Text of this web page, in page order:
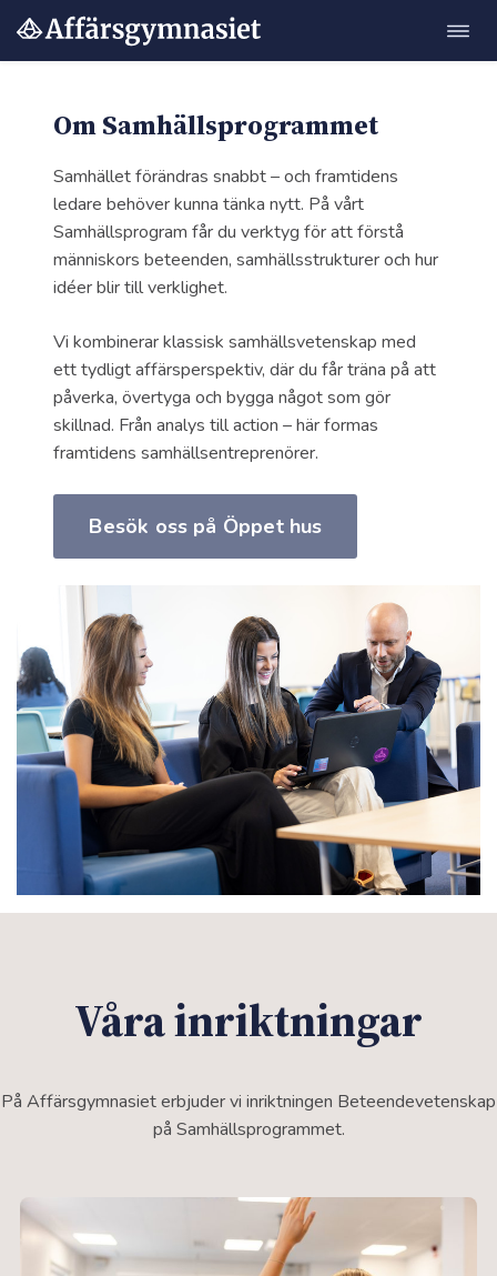
Hoppa
Om Samhälls­programmet
Samhället förändras snabbt – och framtidens
ledare behöver kunna tänka nytt. På vårt
Samhällsprogram får du verktyg för att förstå
människors beteenden, samhällsstrukturer och hur
idéer blir till verklighet.
Vi kombinerar klassisk samhällsvetenskap med
ett tydligt affärsperspektiv, där du får träna på att
påverka, övertyga och bygga något som gör
skillnad. Från analys till action – här formas
framtidens samhällsentreprenörer.
Besök oss på Öppet hus
Våra inriktningar
På Affärsgymnasiet erbjuder vi inriktningen Beteendevetenskap
på Samhällsprogrammet.